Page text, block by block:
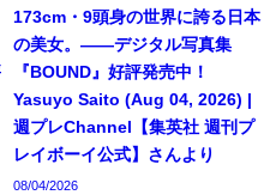
173cm・9頭身の世界に誇る日本
の美女。――デジタル写真集
『BOUND』好評発売中！
Yasuyo Saito (Aug 04, 2026) |
週プレChannel【集英社 週刊プ
レイボーイ公式】さんより
08/04/2026